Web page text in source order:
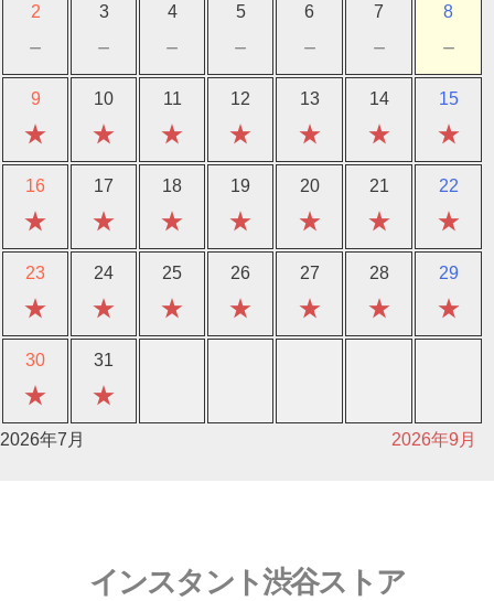
2
－
3
－
4
－
5
－
6
－
7
－
8
－
9
★
10
★
11
★
12
★
13
★
14
★
15
★
16
★
17
★
18
★
19
★
20
★
21
★
22
★
23
★
24
★
25
★
26
★
27
★
28
★
29
★
30
★
31
★
2026年7月 2026年9月
インスタント渋谷ストア